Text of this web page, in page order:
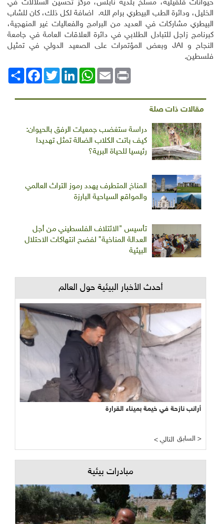
حيوانات قلقيلية، مسلخ بلدية نابلس، مركز تحسين السلالات في
الخليل، ودائرة الطب البيطري برام الله. اضافة لكل ذلك، كان للشاب
البيطري مشاركات في العديد من البرامج والفعاليات غير المنهجية،
كبرنامج زاجل للتبادل الطلابي في دائرة العلاقات العامة في جامعة
النجاح و
وبعض المؤتمرات على الصعيد الدولي في تمثيل
فلسطين.
انشر
FacebookTwitterLinkedIn
WhatsAppEmail Print
مقالات ذات صلة
دراسة ستغضب جمعيات الرفق بالحيوان:
كيف باتت الكلاب الضالة تمثل تهديدا
رئيسيا للحياة البرية؟
المناخ المتطرف يهدد رموز التراث العالمي
والمواقع السياحية البارزة
تأسيس "الائتلاف الفلسطيني من أجل
العدالة المناخية" لفضح انتهاكات الاحتلال
البيئية
أحدث الأخبار البيئية حول العالم
أرانب نازحة في خيمة بميناء القرارة
فوائد مذهلة للهرمونات جراء تناول البروكلي
< التالي السابق >
مبادرات بيئية